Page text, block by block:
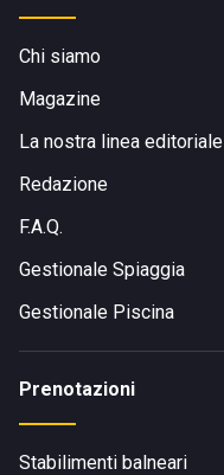
Chi siamo
Magazine
La nostra linea editoriale
Redazione
F.A.Q.
Gestionale Spiaggia
Gestionale Piscina
Prenotazioni
Stabilimenti balneari